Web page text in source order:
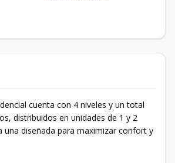
cuenta con 4 niveles y un total
distribuidos en unidades de 1 y 2
una diseñada para maximizar confort y